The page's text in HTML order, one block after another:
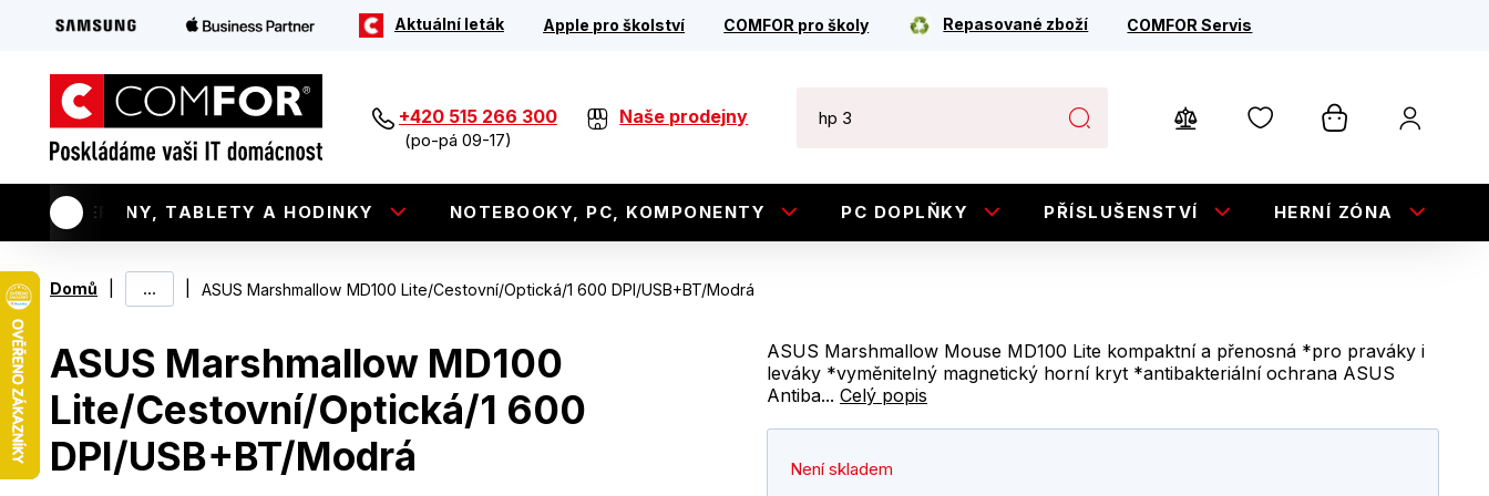
Aktuální leták Apple pro školství COMFOR pro školy Repasované zboží COMFOR Servis
+420 515 266 300
(po-pá 09-17)
Naše prodejny
TELEFONY, TABLETY A HODINKY NOTEBOOKY, PC, KOMPONENTY PC DOPLŇKY PŘÍSLUŠENSTVÍ HERNÍ ZÓNA
Domů ... ASUS Marshmallow MD100 Lite/Cestovní/Optická/1 600 DPI/USB+BT/Modrá
ASUS Marshmallow MD100
Lite/Cestovní/Optická/1 600
DPI/USB+BT/Modrá
ASUS Marshmallow Mouse MD100 Lite kompaktní a přenosná *pro praváky i
leváky *vyměnitelný magnetický horní kryt *antibakteriální ochrana ASUS
Antiba... Celý popis
Není skladem